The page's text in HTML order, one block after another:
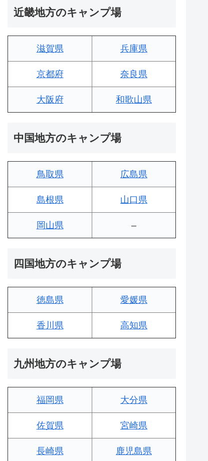
近畿地方のキャンプ場
滋賀県 兵庫県
京都府 奈良県
大阪府 和歌山県
中国地方のキャンプ場
鳥取県 広島県
島根県 山口県
岡山県 –
四国地方のキャンプ場
徳島県 愛媛県
香川県 高知県
九州地方のキャンプ場
福岡県 大分県
佐賀県 宮崎県
長崎県 鹿児島県